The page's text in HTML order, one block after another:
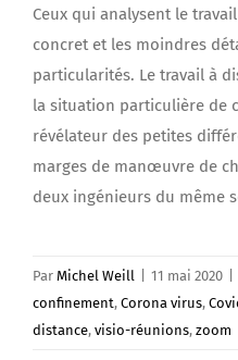
Ceux qui analysent le
concret et les moindres
particularités. Le travail à
la situation particulière de
révélateur des petites
marges de manœuvre de
deux ingénieurs du même
Par Michel Weill 11 mai 2020
confinement, Corona virus,
distance, visio-réunions, zoom